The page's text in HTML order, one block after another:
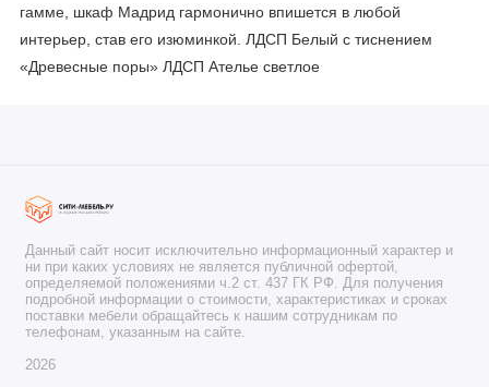
гамме, шкаф Мадрид гармонично впишется в любой
интерьер, став его изюминкой. ЛДСП Белый с тиснением
«Древесные поры» ЛДСП Ателье светлое
Данный сайт носит исключительно информационный характер и
ни при каких условиях не является публичной офертой,
определяемой положениями ч.2 ст. 437 ГК РФ. Для получения
подробной информации о стоимости, характеристиках и сроках
поставки мебели обращайтесь к нашим сотрудникам по
телефонам, указанным на сайте.
2026